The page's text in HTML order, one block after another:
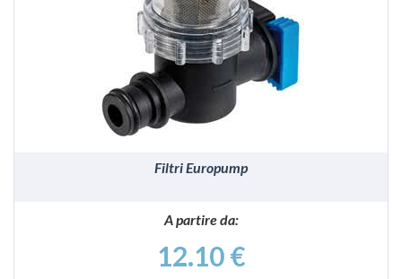
VEDI
Filtri Europump
A partire da:
12.10 €